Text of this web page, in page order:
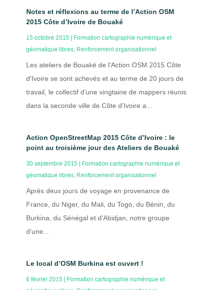
Notes et réflexions au terme de l’Action OSM
2015 Côte d’Ivoire de Bouaké
15 octobre 2015
Formation cartographie numérique et
géomatique libres, Renforcement organisationnel
Les ateliers de Bouaké de l'Action OSM 2015 Côte
d'Ivoire se sont achevés et au terme de 20 jours de
travail, le collectif d'une vingtaine de mappers réunis
dans la seconde ville de Côte d'Ivoire a...
Action OpenStreetMap 2015 Côte d’Ivoire : le
point au troisième jour des Ateliers de Bouaké
30 septembre 2015
Formation cartographie numérique et
géomatique libres, Renforcement organisationnel
Après deux jours de voyage en provenance de
France, du Niger, du Mali, du Togo, du Bénin, du
Burkina, du Sénégal et d'Abidjan, notre groupe
d'une...
Le local d’OSM Burkina est ouvert !
6 février 2015
Formation cartographie numérique et